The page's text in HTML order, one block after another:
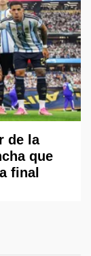
de la
que
final